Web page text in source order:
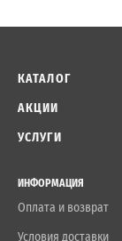
КАТАЛОГ
АКЦИИ
УСЛУГИ
ИНФОРМАЦИЯ
Оплата и возврат
Условия доставки